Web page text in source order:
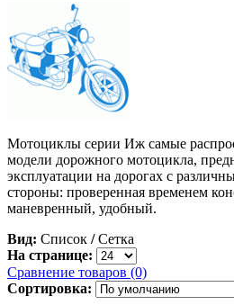
Мотоциклы серии Иж самые
модели дорожного мотоцикла,
эксплуатации на дорогах с
стороны: проверенная временем
маневренный, удобный.
Вид: Список / Сетка
На странице:
Сравнение товаров (0)
Сортировка: